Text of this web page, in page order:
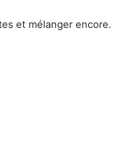
et mélanger encore.